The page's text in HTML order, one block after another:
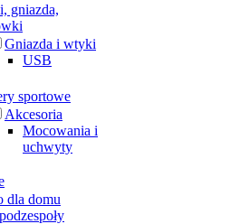
gniazda,
Gniazda i wtyki
USB
sportowe
Akcesoria
Mocowania i
uchwyty
dla domu